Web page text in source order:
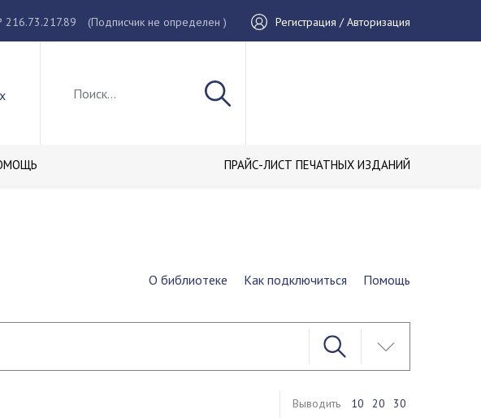
216.73.217.89 (Подписчик не определен ) Регистрация / Авторизация
ПРАЙС-ЛИСТ ПЕЧАТНЫХ ИЗДАНИЙ
О библиотеке Как подключиться Помощь
Выводить 10 20 30